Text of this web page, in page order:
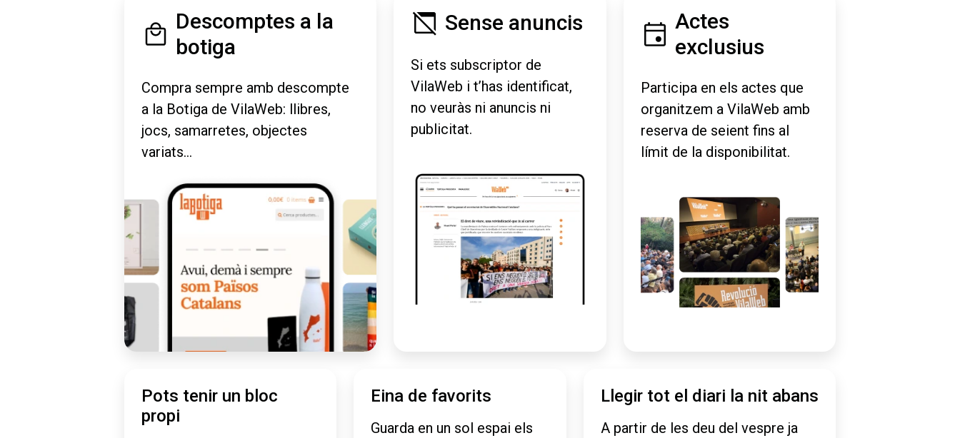
Descomptes a la
botiga
Compra sempre amb descompte
a la Botiga de VilaWeb: llibres,
jocs, samarretes, objectes
variats...
Sense anuncis
Si ets subscriptor de
VilaWeb i t’has identificat,
no veuràs ni anuncis ni
publicitat.
Actes
exclusius
Participa en els actes que
organitzem a VilaWeb amb
reserva de seient fins al
límit de la disponibilitat.
Pots tenir un bloc
propi
Eina de favorits
Guarda en un sol espai els
Llegir tot el diari la nit abans
A partir de les deu del vespre ja